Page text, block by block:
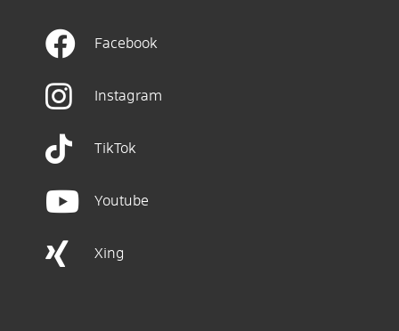
Facebook
Instagram
TikTok
Youtube
Xing